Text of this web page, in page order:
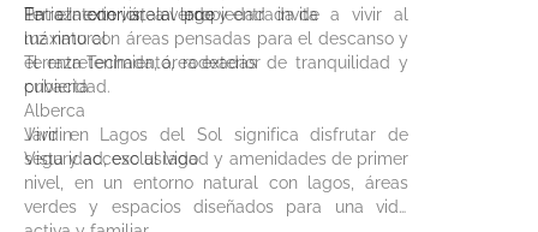
Patio Interior, área verde y entrada de
luz natural
Terraza Techada, área exterior
cubierta
Alberca
Jardin
Vista y acceso al lago
Terraza con vista al lago
En el exterior, la propiedad invita a vivir al
máximo con áreas pensadas para el descanso y
el entretenimiento, rodeadas de tranquilidad y
privacidad.
Vivir en Lagos del Sol significa disfrutar de
seguridad, exclusividad y amenidades de primer
nivel, en un entorno natural con lagos, áreas
verdes y espacios diseñados para una vida